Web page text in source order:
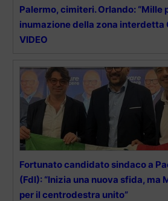
Palermo, cimiteri. Orlando: “Mille
inumazione della zona interdetta
VIDEO
Fortunato candidato sindaco a
(FdI): “Inizia una nuova sfida, ma
per il centrodestra unito”